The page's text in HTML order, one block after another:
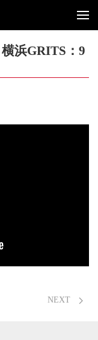
浜GRITS：9
NEXT